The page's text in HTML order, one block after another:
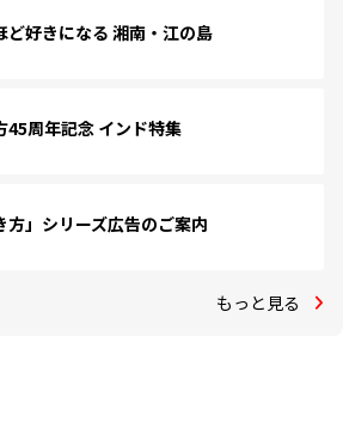
ど好きになる 湘南・江の島
45周年記念 インド特集
方」シリーズ広告のご案内
もっと見る